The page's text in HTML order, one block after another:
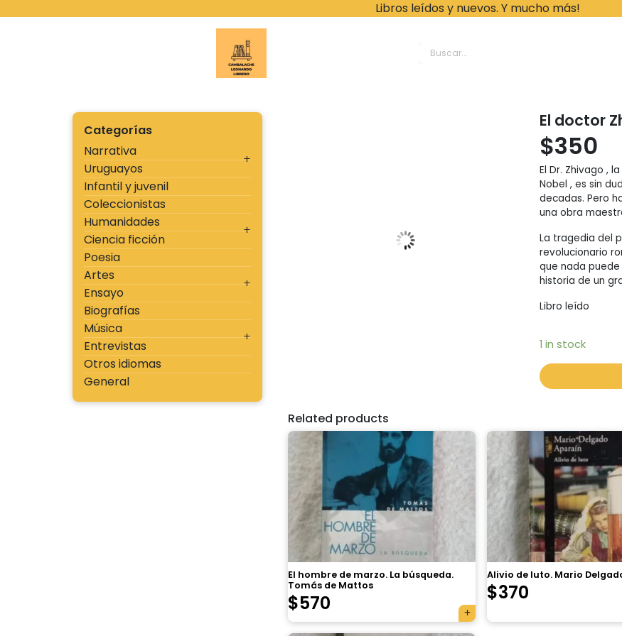
Libros leídos y nuevos. Y mucho más!
Categorías
Narrativa
Uruguayos
Infantil y juvenil
Coleccionistas
Humanidades
Ciencia ficción
Poesia
Artes
Ensayo
Biografías
Música
Entrevistas
Otros idiomas
General
El doctor
$350
El Dr. Zhivago ,
Nobel , es sin
decadas. Pero
una obra
La tragedia del
revolucionario
que nada puede
historia de un
Libro leído
1 in stock
Related products
El hombre de marzo. La búsqueda.
Tomás de Mattos
$570
Alivio de luto. Mario
$370